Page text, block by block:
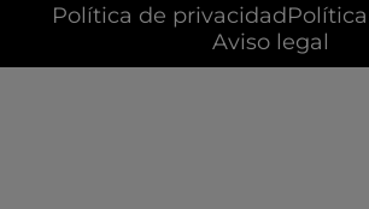
Política de privacidad
Aviso legal